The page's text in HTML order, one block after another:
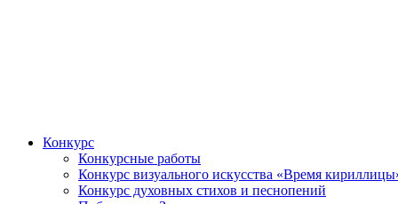
Конкурс
Конкурсные работы
Конкурс визуального искусства «Время
Конкурс духовных стихов и песнопений